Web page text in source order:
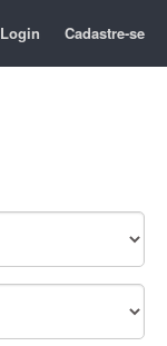
Login Cadastre-se